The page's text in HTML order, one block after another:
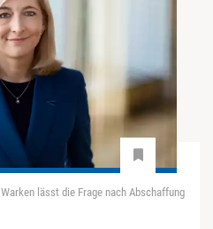
lässt die Frage nach Abschaffung